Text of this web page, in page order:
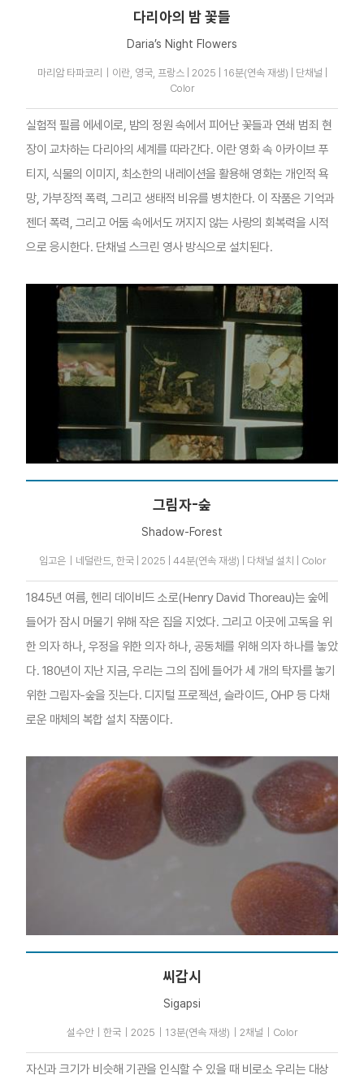
다리아의 밤 꽃들
Daria’s Night Flowers
마리암 타파코리｜이란, 영국, 프랑스 | 2025 | 16분(연속 재생) | 단채널 |
Color
실험적 필름 에세이로, 밤의 정원 속에서 피어난 꽃들과 연쇄 범죄 현
장이 교차하는 다리아의 세계를 따라간다. 이란 영화 속 아카이브 푸
티지, 식물의 이미지, 최소한의 내레이션을 활용해 영화는 개인적 욕
망, 가부장적 폭력, 그리고 생태적 비유를 병치한다. 이 작품은 기억과
젠더 폭력, 그리고 어둠 속에서도 꺼지지 않는 사랑의 회복력을 시적
으로 응시한다. 단채널 스크린 영사 방식으로 설치된다.
그림자-숲
Shadow-Forest
임고은｜네덜란드, 한국 | 2025 | 44분(연속 재생) | 다채널 설치 | Color
1845년 여름, 헨리 데이비드 소로(Henry David Thoreau)는 숲에
들어가 잠시 머물기 위해 작은 집을 지었다. 그리고 이곳에 고독을 위
한 의자 하나, 우정을 위한 의자 하나, 공동체를 위해 의자 하나를 놓았
다. 180년이 지난 지금, 우리는 그의 집에 들어가 세 개의 탁자를 놓기
위한 그림자-숲을 짓는다. 디지털 프로젝션, 슬라이드, OHP 등 다채
로운 매체의 복합 설치 작품이다.
씨갑시
Sigapsi
설수안｜한국｜2025｜13분(연속 재생)｜2채널｜Color
자신과 크기가 비슷해 기관을 인식할 수 있을 때 비로소 우리는 대상